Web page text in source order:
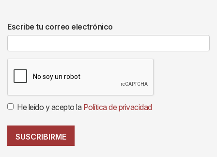
Escribe tu correo electrónico
He leído y acepto la Política de privacidad
SUSCRIBIRME